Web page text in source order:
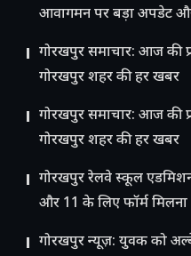
आवागमन पर बड़ा अपडेट
गोरखपुर समाचार: आज की
गोरखपुर शहर की हर खबर
गोरखपुर समाचार: आज की
गोरखपुर शहर की हर खबर
गोरखपुर रेलवे स्कूल
और 11 के लिए फॉर्म
गोरखपुर न्यूज़: युवक को